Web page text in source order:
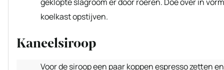
koelkast opstijven.
Kaneelsiroop
Voor de siroop een paar koppen espresso zetten